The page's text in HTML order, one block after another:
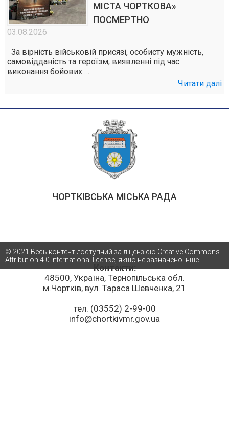
МІСТА ЧОРТКОВА»
ПОСМЕРТНО
03.08.2026
За вірність військовій присязі, особисту мужність,
самовідданість та героїзм, виявленні під час
виконання бойових …
Читати далі
ЧОРТКІВСЬКА МІСЬКА РАДА
Контакти:
48500, Україна, Тернопільська обл.
м.Чортків, вул. Тараса Шевченка, 21
тел. (03552) 2-99-00
info@chortkivmr.gov.ua
© 2021 Весь контент доступний за ліцензією Creative Commons
Attribution 4.0 International license, якщо не зазначено інше.